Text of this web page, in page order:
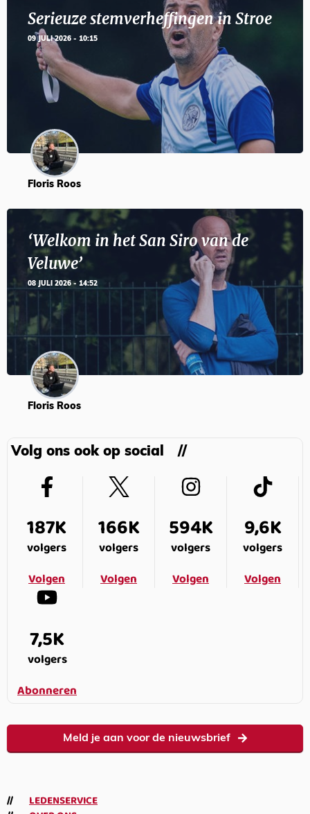
Serieuze stemverheffingen in Stroe
09 JULI 2026 - 10:15
Floris Roos
‘Welkom in het San Siro van de
Veluwe’
08 JULI 2026 - 14:52
Floris Roos
Volg ons ook op social
187K
volgers
Volgen
166K
volgers
Volgen
594K
volgers
Volgen
9,6K
volgers
Volgen
7,5K
volgers
Abonneren
Meld je aan voor de nieuwsbrief
LEDENSERVICE